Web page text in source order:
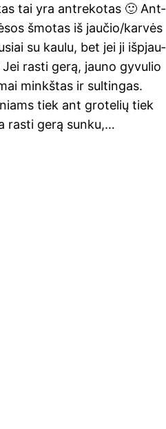
tai yra ant­re­ko­tas 🙂 Ant­
šmo­tas iš jaučio/karvės
su kau­lu, bet jei ji išpjau­
ras­ti gerą, jau­no gyvu­lio
minkš­tas ir sul­tin­gas.
tiek ant gro­te­lių tiek
ras­ti gerą sun­ku,…